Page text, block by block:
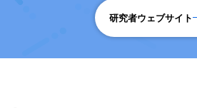
研究者ウェブサイト